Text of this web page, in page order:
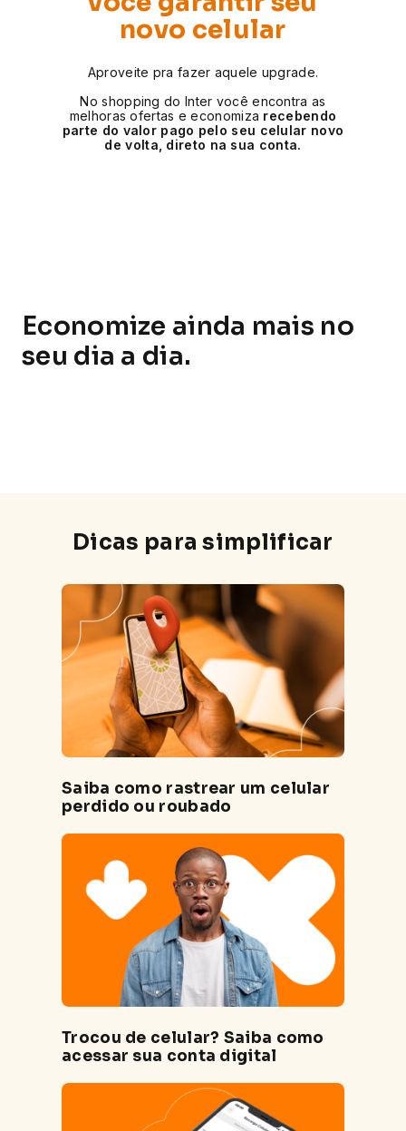
novo celular
Aproveite pra fazer aquele upgrade.
No shopping do Inter você encontra as
melhoras ofertas e economiza recebendo
parte do valor pago pelo seu celular novo
de volta, direto na sua conta.
Economize ainda mais no
seu dia a dia.
Dicas para simplificar
Saiba como rastrear um celular
perdido ou roubado
Trocou de celular? Saiba como
acessar sua conta digital